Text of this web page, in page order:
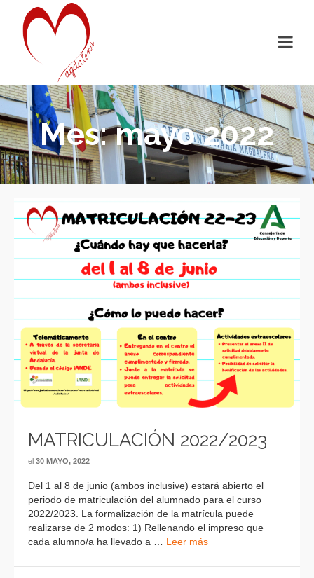
Mes: mayo 2022
MATRICULACIÓN 2022/2023
el 30 MAYO, 2022
Del 1 al 8 de junio (ambos inclusive) estará abierto el
periodo de matriculación del alumnado para el curso
2022/2023. La formalización de la matrícula puede
realizarse de 2 modos: 1) Rellenando el impreso que
cada alumno/a ha llevado a … Leer más